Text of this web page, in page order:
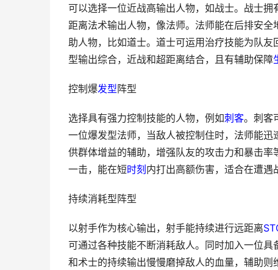
可以选择一位近战高输出人物，如战士。战士
距离法术输出人物，像法师。法师能在后排安
助人物，比如道士。道士可运用治疗技能为队
型输出综合，近战和超距离结合，且有辅助保障
控制爆发型阵型
选择具有强力控制技能的人物，例如刺客。刺客
一位爆发型法师，当敌人被控制住时，法师能
供群体增益的辅助，增强队友的攻击力和暴击率
一击，能在短时刻 内打出高额伤害，适合在遭遇
持续消耗型阵型
以射手作为核心输出，射手能持续进行远距离
可通过各种技能不断消耗敌人。同时加入一位
和术士的持续输出慢慢磨掉敌人的血量，辅助